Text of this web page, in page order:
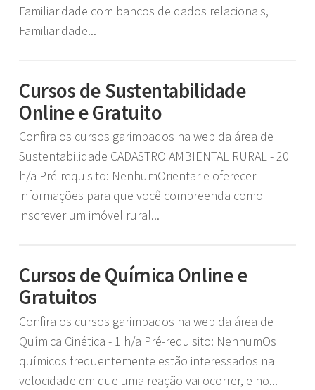
Familiaridade com bancos de dados relacionais,
Familiaridade...
Cursos de Sustentabilidade
Online e Gratuito
Confira os cursos garimpados na web da área de
Sustentabilidade CADASTRO AMBIENTAL RURAL - 20
h/a Pré-requisito: NenhumOrientar e oferecer
informações para que você compreenda como
inscrever um imóvel rural...
Cursos de Química Online e
Gratuitos
Confira os cursos garimpados na web da área de
Química Cinética - 1 h/a Pré-requisito: NenhumOs
químicos frequentemente estão interessados na
velocidade em que uma reação vai ocorrer, e no...